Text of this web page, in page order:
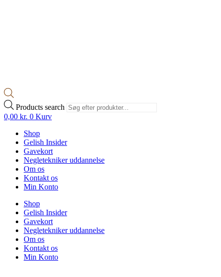
Products search
0,00 kr. 0 Kurv
Shop
Gelish Insider
Gavekort
Negletekniker uddannelse
Om os
Kontakt os
Min Konto
Shop
Gelish Insider
Gavekort
Negletekniker uddannelse
Om os
Kontakt os
Min Konto